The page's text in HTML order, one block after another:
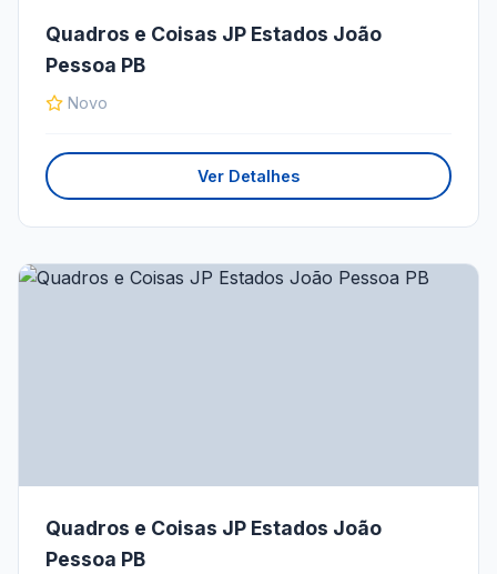
Quadros e Coisas JP Estados João
Pessoa PB
Novo
Ver Detalhes
Quadros e Coisas JP Estados João
Pessoa PB